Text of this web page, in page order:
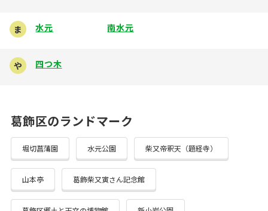
ま 水元 南水元
や 四つ木
葛飾区のランドマーク
堀切菖蒲園 水元公園 柴又帝釈天（題経寺）
山本亭 葛飾柴又寅さん記念館